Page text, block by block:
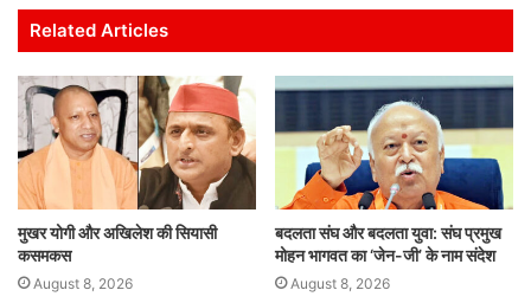
s
A
p
p
e
b
o
o
k
er l
e
dI
n
e
Related Articles
मुखर योगी और अखिलेश की सियासी
कसमकस
August 8, 2026
बदलता संघ और बदलता युवा: संघ प्रमुख
मोहन भागवत का ‘जेन-जी’ के नाम संदेश
August 8, 2026